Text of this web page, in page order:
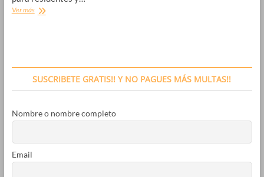
Ver másmulta
y
residentes
SUSCRIBETE GRATIS!! Y NO PAGUES MÁS MULTAS!!
Nombre o nombre completo
Email